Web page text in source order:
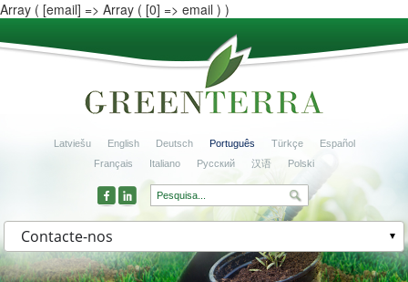
Array ( [email] => Array ( [0] => email ) )
Latviešu English Deutsch Português Türkçe
Español
Français
Italiano Русский 汉语 Polski
Contacte-nos